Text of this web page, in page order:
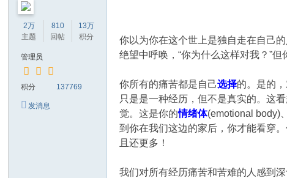
2万
主题
810
回帖
13万
积分
管理员
积分 137769
发消息
你以为你在这个世上是独自走在自己
绝望中呼唤，“你为什么这样对我？”
你所有的痛苦都是自己选择的。是的
只是是一种经历，但不是真实的。这
觉。这是你的情绪体(emotional body)
到你在我们这边的家后，你才能看穿
且还更多！
我们对所有经历痛苦和苦难的人感到